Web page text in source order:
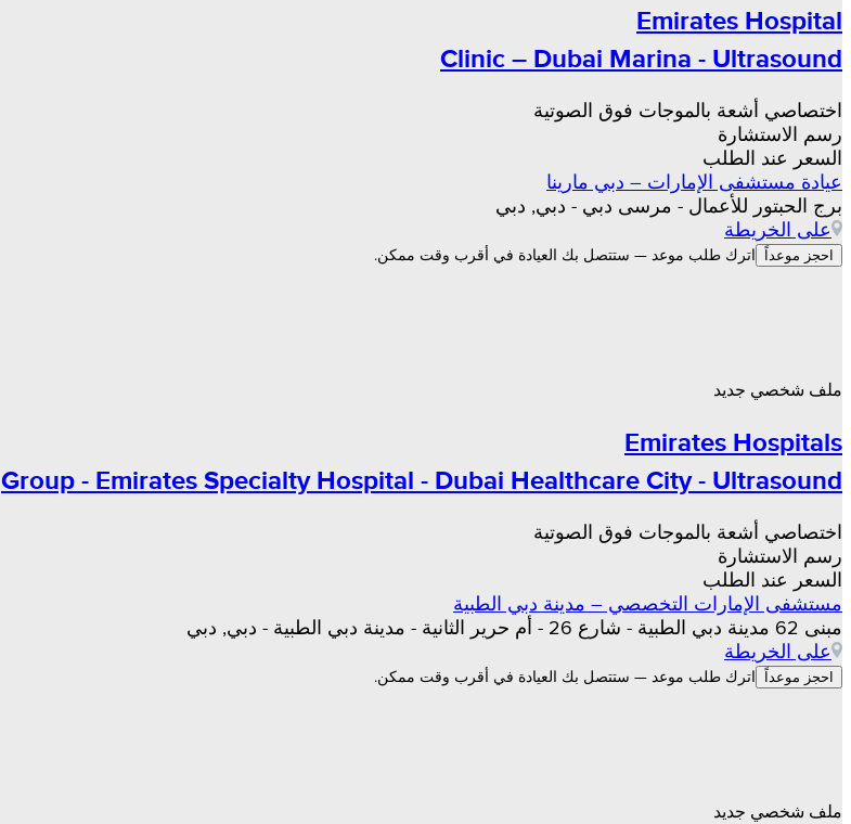
Emirates Hospital
Clinic – Dubai Marina - Ultrasound
اختصاصي أشعة بالموجات فوق الصوتية
رسم الاستشارة
السعر عند الطلب
عيادة مستشفى الإمارات – دبي مارينا
برج الحبتور للأعمال - مرسى دبي - دبي, دبي
على الخريطة
احجز موعداً اترك طلب موعد — ستتصل بك العيادة في أقرب وقت ممكن.
ملف شخصي جديد
Emirates Hospitals
Group - Emirates Specialty Hospital - Dubai Healthcare City - Ultrasound
اختصاصي أشعة بالموجات فوق الصوتية
رسم الاستشارة
السعر عند الطلب
مستشفى الإمارات التخصصي – مدينة دبي الطبية
مبنى 62 مدينة دبي الطبية - شارع 26 - أم حرير الثانية - مدينة دبي الطبية - دبي, دبي
على الخريطة
احجز موعداً اترك طلب موعد — ستتصل بك العيادة في أقرب وقت ممكن.
ملف شخصي جديد